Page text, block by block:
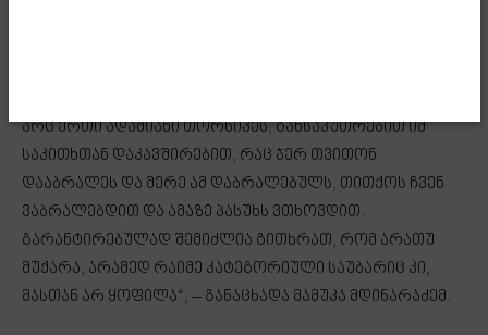
არც ერთი ადამიანი თორნიკეს, განსაკუთრებით იმ
საკითხთან დაკავშირებით, რაც ჯერ თვითონ
დააბრალეს და მერე ამ დაბრალებულს, თითქოს ჩვენ
ვაბრალებდით და ამაზე პასუხს ვთხოვდით.
გარანტირებულად შემიძლია გითხრათ, რომ არათუ
მუქარა, არამედ რაიმე კატეგორიული საუბარიც კი,
მასთან არ ყოფილა“, – განაცხადა მამუკა მდინარაძემ.